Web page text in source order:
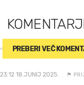
PREBERI VEČ
23:12 18.JUNIJ 2025.